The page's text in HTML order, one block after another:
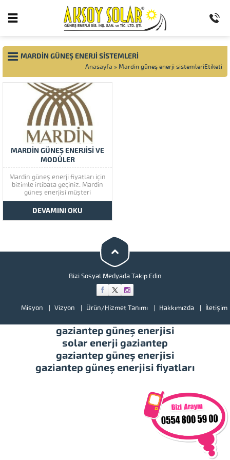
MARDIN GÜNEŞ ENERJI SISTEMLERI
Anasayfa » Mardin güneş enerji sistemleriEtiketi
MARDİN GÜNEŞ ENERJİSİ VE
MODÜLER
Mardin güneş enerji fiyatları için
bizimle irtibata geçiniz. Mardin
güneş enerjisi müşteri
memnuniyetine çok önem
vermektedir. Mardin güneş
enerjisinin kaliteli ürünlerini
görmek için lütfen ürünlerimize
illerimizde hizmet vermekteyiz.
Tüm soru,...
DEVAMINI OKU
Bizi Sosyal Medyada Takip Edin
Misyon Vizyon Ürün/Hizmet Tanımı Hakkımızda İletişim
gaziantep güneş enerjisi
solar enerji gaziantep
gaziantep güneş enerjisi
gaziantep güneş enerjisi fiyatları